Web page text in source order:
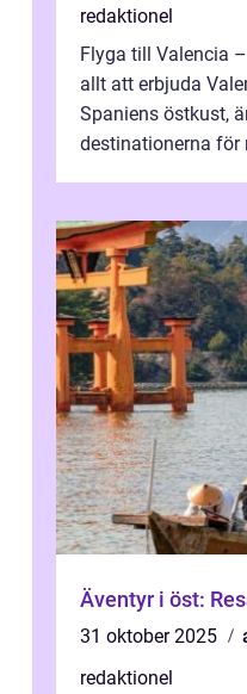
redaktionel
Flyga till Valencia
allt att erbjuda
Spaniens östkust,
destinationerna för
Äventyr i öst:
31 oktober 2025
redaktionel